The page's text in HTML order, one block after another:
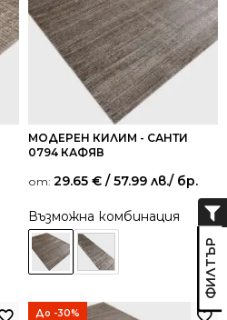
МОДЕРЕН КИЛИМ - САНТИ
0794 КАФЯВ
от: 29.65 € / 57.99 лв./ бр.
Възможна комбинация
До -30%